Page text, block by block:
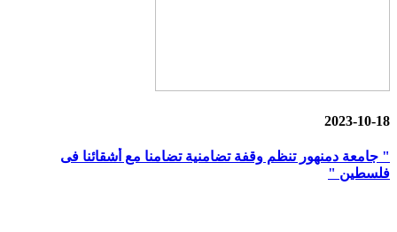
2023-10-18
" جامعة دمنهور تنظم وقفة تضامنية تضامنا مع أشقائنا فى
فلسطين "